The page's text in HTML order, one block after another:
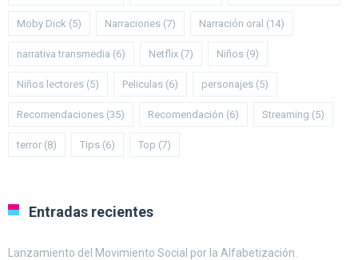
Moby Dick (5) Narraciones (7) Narración oral (14)
narrativa transmedia (6) Netflix (7) Niños (9)
Niños lectores (5) Peliculas (6) personajes (5)
Recomendaciones (35) Recomendación (6) Streaming (5)
terror (8) Tips (6) Top (7)
Entradas recientes
Lanzamiento del Movimiento Social por la Alfabetización.